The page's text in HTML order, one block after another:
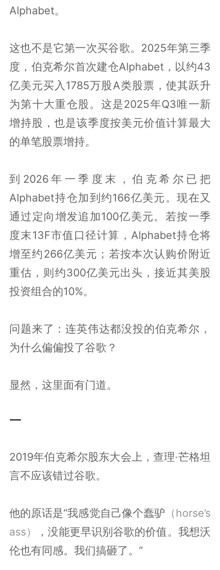
Alphabet。
这也不是它第一次买谷歌。2025年第三季
度，伯克希尔首次建仓Alphabet，以约43
亿美元买入1785万股A类股票，使其跃升
为第十大重仓股。这是2025年Q3唯一新
增持股，也是该季度按美元价值计算最大
的单笔股票增持。
到2026年一季度末，伯克希尔已把
Alphabet持仓加到约166亿美元。现在又
通过定向增发追加100亿美元。若按一季
度末13F市值口径计算，Alphabet持仓将
增至约266亿美元；若按本次认购价附近
重估，则约300亿美元出头，接近其美股
投资组合的10%。
问题来了：连英伟达都没投的伯克希尔，
为什么偏偏投了谷歌？
显然，这里面有门道。
一
2019年伯克希尔股东大会上，查理·芒格坦
言不应该错过谷歌。
他的原话是“我感觉自己像个蠢驴 （horse’s
ass）
，没能更早识别谷歌的价值。我想沃
伦也有同感。我们搞砸了。”